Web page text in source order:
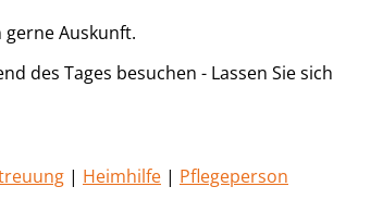
Auskunft.
des Tages besuchen - Lassen Sie sich
| Heimhilfe | Pflegeperson